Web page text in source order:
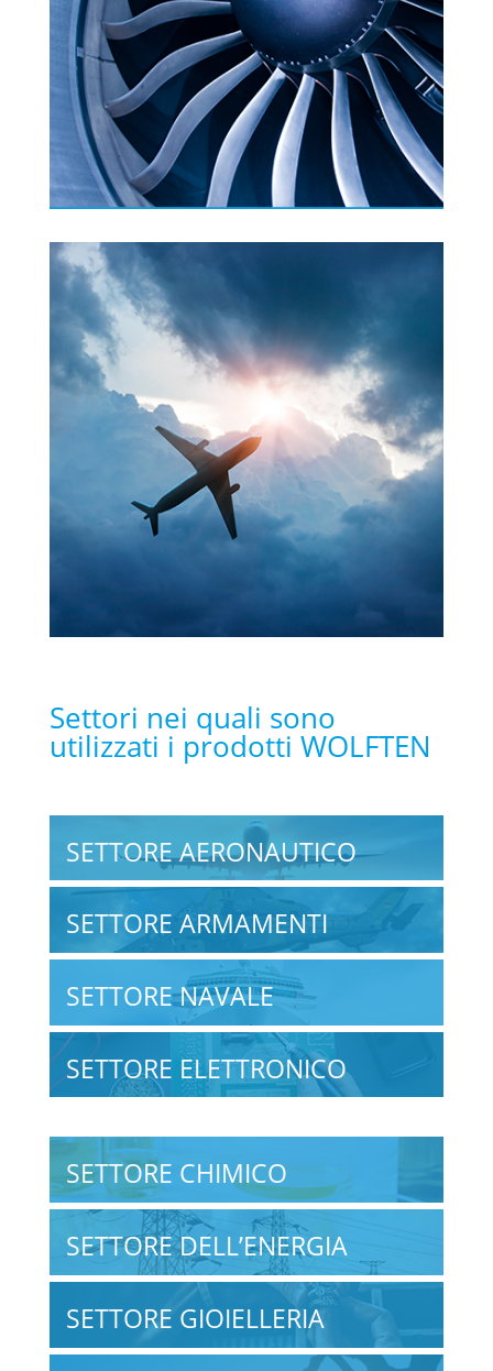
Settori nei quali sono
utilizzati i prodotti WOLFTEN
SETTORE AERONAUTICO
SETTORE ARMAMENTI
SETTORE NAVALE
SETTORE ELETTRONICO
SETTORE CHIMICO
SETTORE DELL’ENERGIA
SETTORE GIOIELLERIA